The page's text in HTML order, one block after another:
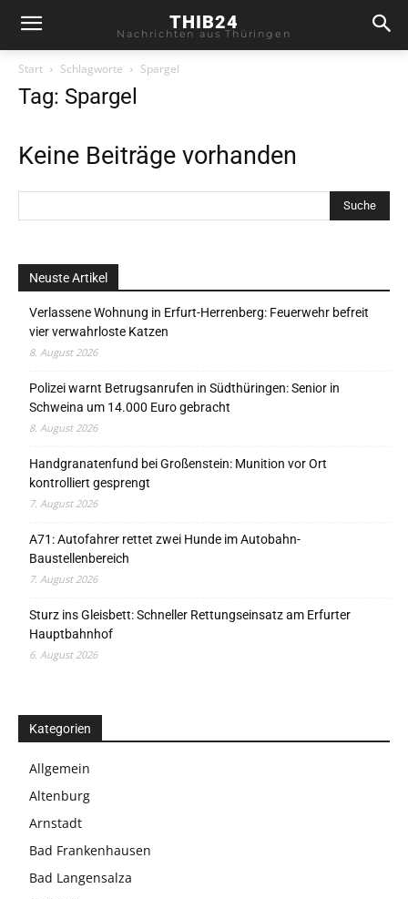
THIB24
Nachrichten aus Thüringen
Start Schlagworte Spargel
Tag: Spargel
Keine Beiträge vorhanden
Neuste Artikel
Verlassene Wohnung in Erfurt-Herrenberg: Feuerwehr befreit
vier verwahrloste Katzen
8. August 2026
Polizei warnt Betrugsanrufen in Südthüringen: Senior in
Schweina um 14.000 Euro gebracht
8. August 2026
Handgranatenfund bei Großenstein: Munition vor Ort
kontrolliert gesprengt
7. August 2026
A71: Autofahrer rettet zwei Hunde im Autobahn-
Baustellenbereich
7. August 2026
Sturz ins Gleisbett: Schneller Rettungseinsatz am Erfurter
Hauptbahnhof
6. August 2026
Kategorien
Allgemein
Altenburg
Arnstadt
Bad Frankenhausen
Bad Langensalza